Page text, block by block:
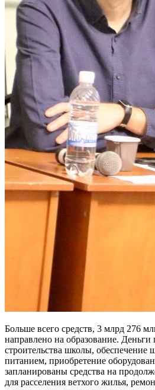
Больше всего средств, 3 млрд 276
направлено на образование.
строительства школы, обеспечение
питанием, приобретение
запланированы средства на
для расселения ветхого жилья,